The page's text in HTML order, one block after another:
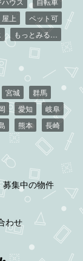
屋上
ペット可
もっとみる…
宮城
群馬
愛知
岐阜
熊本
長崎
募集中の物件
わせ